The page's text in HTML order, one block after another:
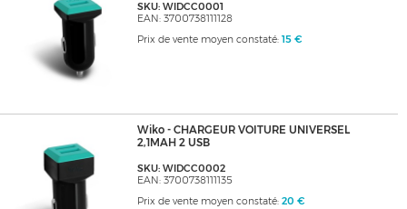
SKU: WIDCC0001
EAN: 3700738111128
Prix de vente moyen constaté: 15 €
Wiko - CHARGEUR VOITURE UNIVERSEL
2,1MAH 2 USB
SKU: WIDCC0002
EAN: 3700738111135
Prix de vente moyen constaté: 20 €